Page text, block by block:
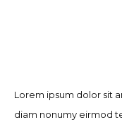
Lorem ipsum dolor sit
diam nonumy eirmod